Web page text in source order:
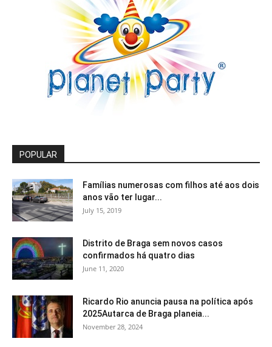
POPULAR
Famílias numerosas com filhos até aos dois
anos vão ter lugar...
July 15, 2019
Distrito de Braga sem novos casos
confirmados há quatro dias
June 11, 2020
Ricardo Rio anuncia pausa na política após
2025Autarca de Braga planeia...
November 28, 2024